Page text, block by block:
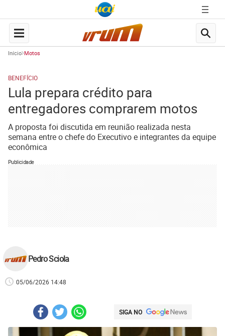
Início Motos
BENEFÍCIO
Lula prepara crédito para
entregadores comprarem motos
A proposta foi discutida em reunião realizada nesta
semana entre o chefe do Executivo e integrantes da equipe
econômica
Publicidade
Pedro Sciola
05/06/2026 14:48
SIGA NO